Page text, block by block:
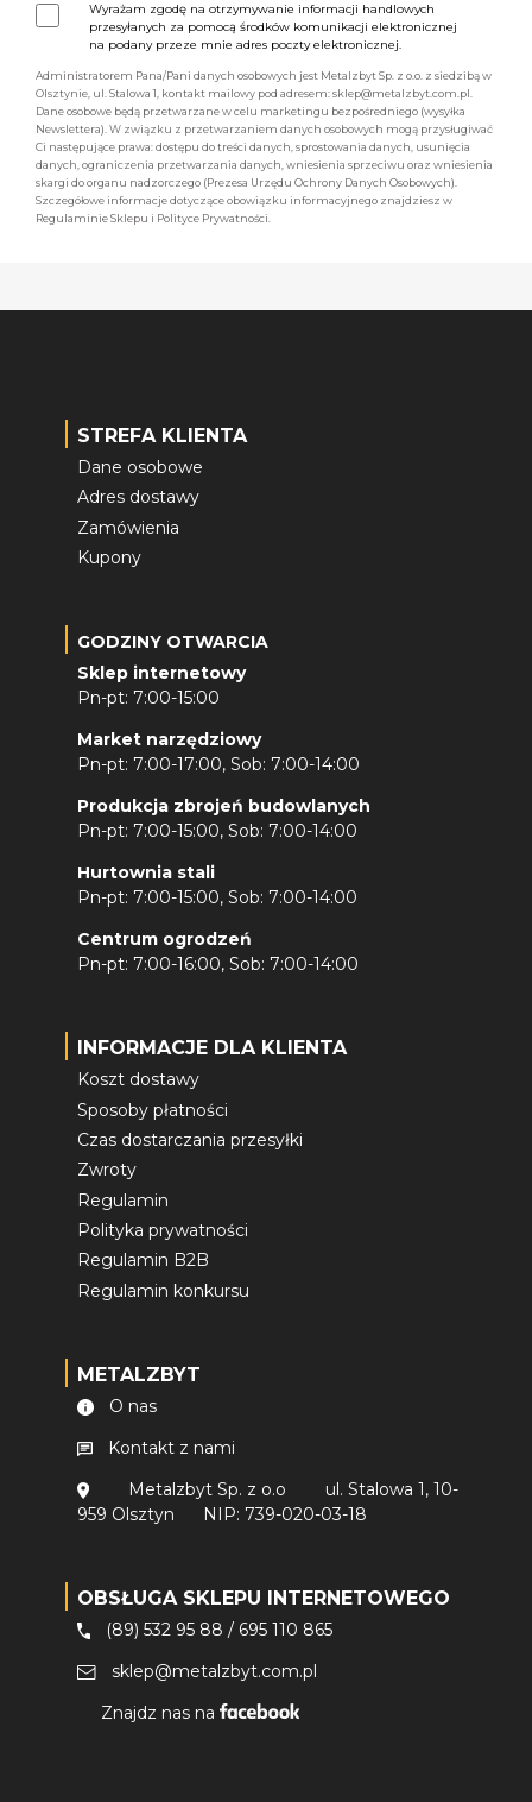
Wyrażam zgodę na otrzymywanie informacji handlowych
przesyłanych za pomocą środków komunikacji elektronicznej
na podany przeze mnie adres poczty elektronicznej.
Administratorem Pana/Pani danych osobowych jest Metalzbyt Sp. z o.o. z siedzibą w
Olsztynie, ul. Stalowa 1, kontakt mailowy pod adresem: sklep@metalzbyt.com.pl.
Dane osobowe będą przetwarzane w celu marketingu bezpośredniego (wysyłka
Newslettera). W związku z przetwarzaniem danych osobowych mogą przysługiwać
Ci następujące prawa: dostępu do treści danych, sprostowania danych, usunięcia
danych, ograniczenia przetwarzania danych, wniesienia sprzeciwu oraz wniesienia
skargi do organu nadzorczego (Prezesa Urzędu Ochrony Danych Osobowych).
Szczegółowe informacje dotyczące obowiązku informacyjnego znajdziesz w
Regulaminie Sklepu i Polityce Prywatności.
STREFA KLIENTA
Dane osobowe
Adres dostawy
Zamówienia
Kupony
GODZINY OTWARCIA
Sklep internetowy
Pn-pt: 7:00-15:00
Market narzędziowy
Pn-pt: 7:00-17:00, Sob: 7:00-14:00
Produkcja zbrojeń budowlanych
Pn-pt: 7:00-15:00, Sob: 7:00-14:00
Hurtownia stali
Pn-pt: 7:00-15:00, Sob: 7:00-14:00
Centrum ogrodzeń
Pn-pt: 7:00-16:00, Sob: 7:00-14:00
INFORMACJE DLA KLIENTA
Koszt dostawy
Sposoby płatności
Czas dostarczania przesyłki
Zwroty
Regulamin
Polityka prywatności
Regulamin B2B
Regulamin konkursu
METALZBYT
O nas
Kontakt z nami
Metalzbyt Sp. z o.o
ul. Stalowa 1, 10-
959 Olsztyn
NIP: 739-020-03-18
OBSŁUGA SKLEPU INTERNETOWEGO
(89) 532 95 88 / 695 110 865
sklep@metalzbyt.com.pl
Znajdz nas na